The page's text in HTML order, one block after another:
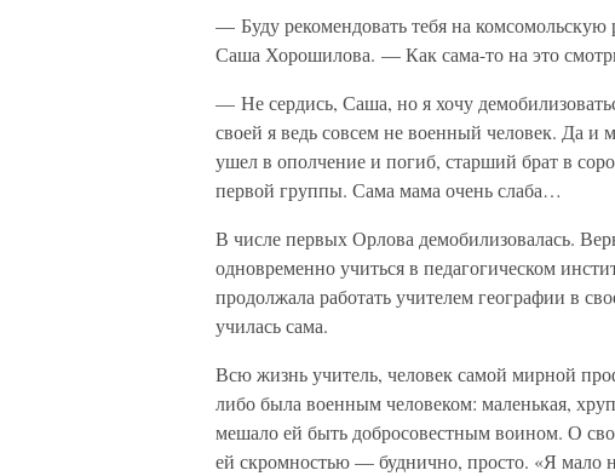
— Буду рекомендовать тебя на
Саша Хорошилова. — Как сама-то на это
— Не сердись, Саша, но я хочу
своей я ведь совсем не военный человек. Да
ушел в ополчение и погиб, старший брат в
первой группы. Сама мама очень слаба…
В числе первых Орлова демобилизовалась.
одновременно учиться в педагогическом
продолжала работать учителем географии в
училась сама.
Всю жизнь учитель, человек самой мирной
либо была военным человеком: маленькая,
мешало ей быть добросовестным воином. О
ей скромностью — буднично, просто. «Я мало